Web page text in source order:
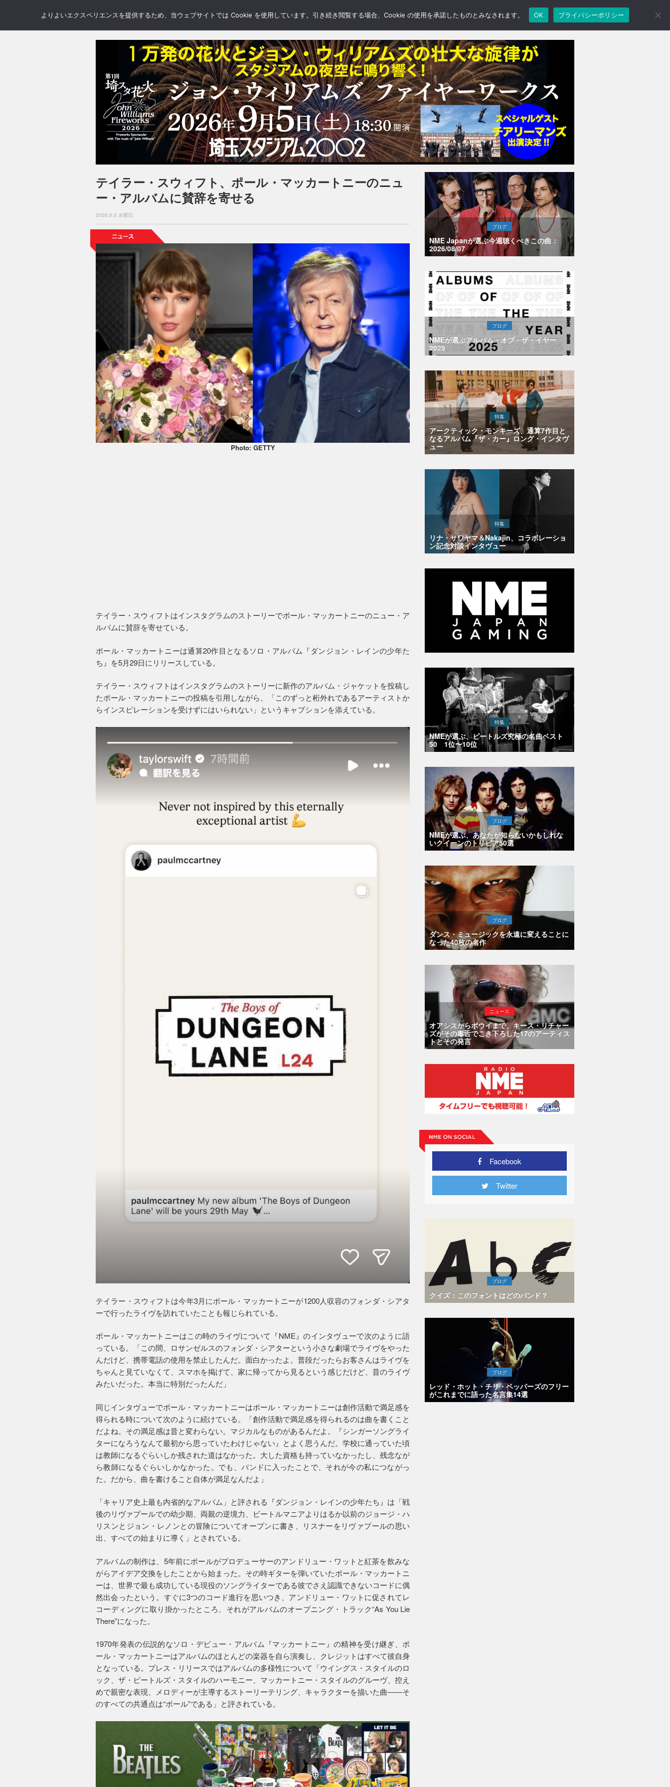
NEWS REVIEWS GALLERY BLOGS FEATURE
テイラー・スウィフト、ポール・マッカートニーのニュ
ー・アルバムに賛辞を寄せる
2026.6.3 水曜日
Photo: GETTY
テイラー・スウィフトはインスタグラムのストーリーでポール・マッカートニーのニュー・ア
ルバムに賛辞を寄せている。
ポール・マッカートニーは通算20作目となるソロ・アルバム『ダンジョン・レインの少年た
ち』を5月29日にリリースしている。
テイラー・スウィフトはインスタグラムのストーリーに新作のアルバム・ジャケットを投稿し
たポール・マッカートニーの投稿を引用しながら、「このずっと桁外れであるアーティストか
らインスピレーションを受けずにはいられない」というキャプションを添えている。
テイラー・スウィフトは今年3月にポール・マッカートニーが1200人収容のフォンダ・シアタ
ーで行ったライヴを訪れていたことも報じられている。
ポール・マッカートニーはこの時のライヴについて『NME』のインタヴューで次のように語
っている。「この間、ロサンゼルスのフォンダ・シアターという小さな劇場でライヴをやった
んだけど、携帯電話の使用を禁止したんだ。面白かったよ。普段だったらお客さんはライヴを
ちゃんと見ていなくて、スマホを掲げて、家に帰ってから見るという感じだけど、昔のライヴ
みたいだった。本当に特別だったんだ」
同じインタヴューでポール・マッカートニーはポール・マッカートニーは創作活動で満足感を
得られる時について次のように続けている。「創作活動で満足感を得られるのは曲を書くこと
だよね。その満足感は昔と変わらない。マジカルなものがあるんだよ。『シンガーソングライ
ターになろうなんて最初から思っていたわけじゃない』とよく思うんだ。学校に通っていた頃
は教師になるぐらいしか残された道はなかった。大した資格も持っていなかったし、残念なが
ら教師になるぐらいしかなかった。でも、バンドに入ったことで、それが今の私につながっ
た。だから、曲を書けること自体が満足なんだよ」
「キャリア史上最も内省的なアルバム」と評される『ダンジョン・レインの少年たち』は「戦
後のリヴァプールでの幼少期、両親の逆境力、ビートルマニアよりはるか以前のジョージ・ハ
リスンとジョン・レノンとの冒険についてオープンに書き、リスナーをリヴァプールの思い
出、すべての始まりに導く」とされている。
アルバムの制作は、5年前にポールがプロデューサーのアンドリュー・ワットと紅茶を飲みな
がらアイデア交換をしたことから始まった。その時ギターを弾いていたポール・マッカートニ
ーは、世界で最も成功している現役のソングライターである彼でさえ認識できないコードに偶
然出会ったという。すぐに3つのコード進行を思いつき、アンドリュー・ワットに促されてレ
コーディングに取り掛かったところ、それがアルバムのオープニング・トラック“As You Lie
There”になった。
1970年発表の伝説的なソロ・デビュー・アルバム『マッカートニー』の精神を受け継ぎ、ポ
ール・マッカートニーはアルバムのほとんどの楽器を自ら演奏し、クレジットはすべて彼自身
となっている。プレス・リリースではアルバムの多様性について「ウイングス・スタイルのロ
ック、ザ・ビートルズ・スタイルのハーモニー、マッカートニー・スタイルのグルーヴ、控え
めで親密な表現、メロディーが主導するストーリーテリング、キャラクターを描いた曲――そ
のすべての共通点は“ポール”である」と評されている。
ブログ
NME Japanが選ぶ今週聴くべきこの曲：
2026/08/07
ブログ
NMEが選ぶアルバム・オブ・ザ・イヤー
2025
特集
アークティック・モンキーズ、通算7作目と
なるアルバム『ザ・カー』ロング・インタヴ
ュー
特集
リナ・サワヤマ＆Nakajin、コラボレーショ
ン記念対談インタヴュー
特集
NMEが選ぶ、ビートルズ究極の名曲ベスト
50 1位〜10位
ブログ
NMEが選ぶ、あなたが知らないかもしれな
いクイーンのトリビア50選
ブログ
ダンス・ミュージックを永遠に変えることに
なった40枚の名作
ニュース
オアシスからボウイまで、キース・リチャー
ズがその毒舌でこき下ろした17のアーティス
トとその発言
Facebook
Twitter
ブログ
クイズ：このフォントはどのバンド？
ブログ
レッド・ホット・チリ・ペッパーズのフリー
がこれまでに語った名言集14選
よりよいエクスペリエンスを提供するため、当ウェブサイトでは Cookie を使用しています。引き続き閲覧する場合、Cookie の使用を承諾したものとみなされます。 OK プライバシーポリシー